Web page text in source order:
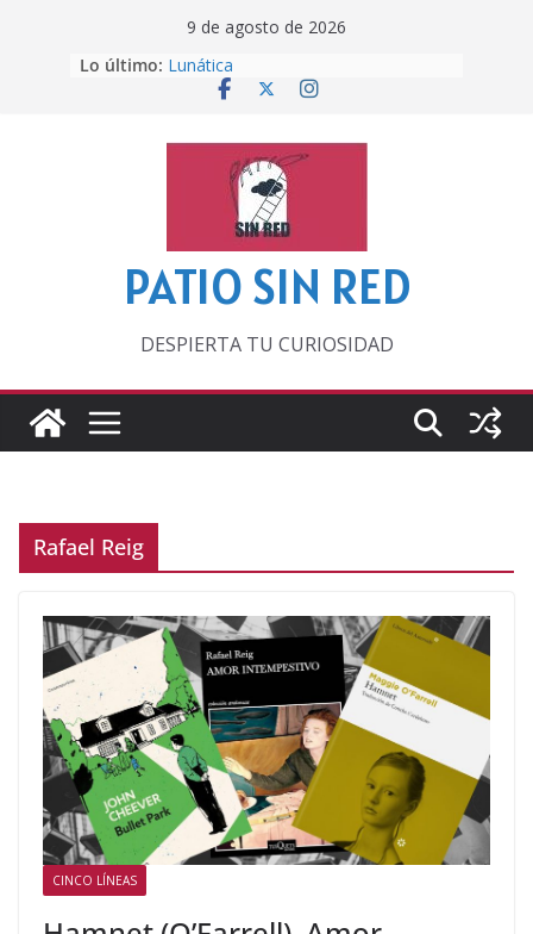
9 de agosto de 2026
Lo último: Lunática
Pero, hasta entonces…
‘La broma infinita’ de recomendar
lecturas veraniegas
Otra del Mundial
PATIO SIN RED
DESPIERTA TU CURIOSIDAD
Rafael Reig
CINCO LÍNEAS